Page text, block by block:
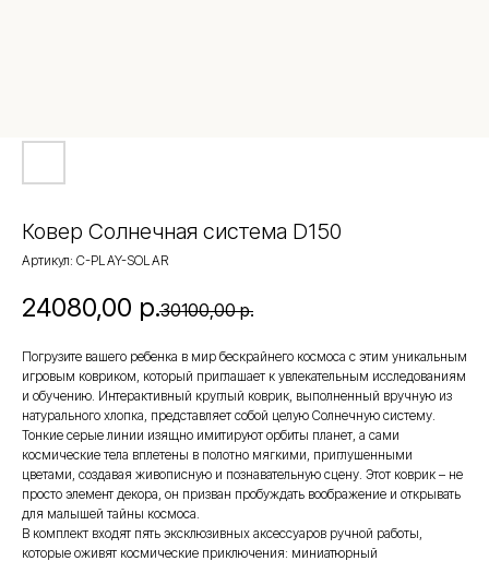
Ковер Солнечная система D150
Артикул: C-PLAY-SOLAR
24080,00 р.30100,00 р.
Погрузите вашего ребенка в мир бескрайнего космоса с этим уникальным
игровым ковриком, который приглашает к увлекательным исследованиям
и обучению. Интерактивный круглый коврик, выполненный вручную из
натурального хлопка, представляет собой целую Солнечную систему.
Тонкие серые линии изящно имитируют орбиты планет, а сами
космические тела вплетены в полотно мягкими, приглушенными
цветами, создавая живописную и познавательную сцену. Этот коврик – не
просто элемент декора, он призван пробуждать воображение и открывать
для малышей тайны космоса.
В комплект входят пять эксклюзивных аксессуаров ручной работы,
которые оживят космические приключения: миниатюрный